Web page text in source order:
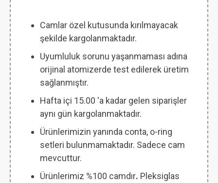
Camlar özel kutusunda kırılmayacak
şekilde kargolanmaktadır.
Uyumluluk sorunu yaşanmaması adına
orijinal atomizerde test edilerek üretim
sağlanmıştır.
Hafta içi 15.00 'a kadar gelen siparişler
aynı gün kargolanmaktadır.
Ürünlerimizin yanında conta, o-ring
setleri bulunmamaktadır. Sadece cam
mevcuttur.
Ürünlerimiz %100 camdır. Pleksiglas